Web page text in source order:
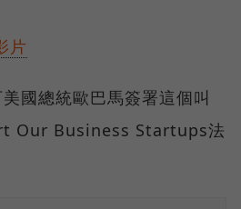
片
國總統歐巴馬簽署這個叫
Our Business Startups法